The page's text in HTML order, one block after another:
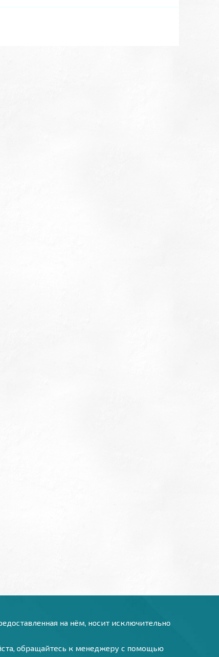
на нём, носит исключительно
обращайтесь к менеджеру с помощью